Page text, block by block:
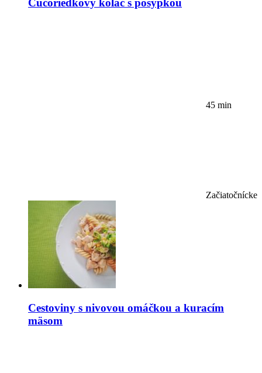
Čučoriedkový koláč s posýpkou
45 min
Začiatočnícke
Cestoviny s nivovou omáčkou a kuracím
mäsom